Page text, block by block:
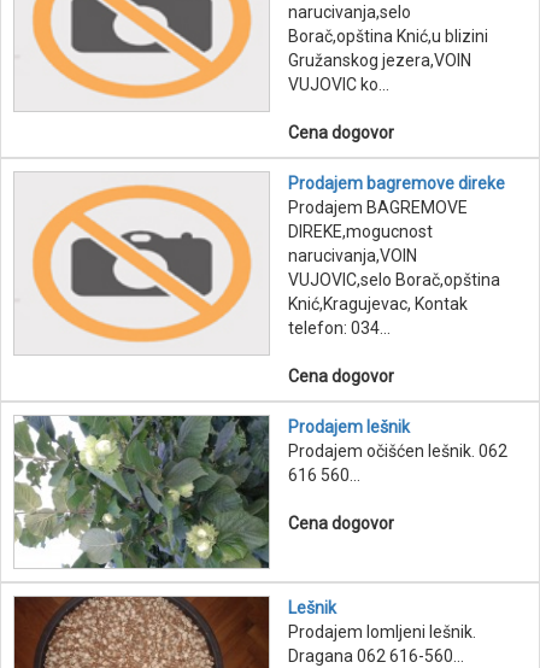
narucivanja,selo
Borač,opština Knić,u blizini
Gružanskog jezera,VOIN
VUJOVIC ko...
Cena dogovor
Prodajem bagremove direke
Prodajem BAGREMOVE
DIREKE,mogucnost
narucivanja,VOIN
VUJOVIC,selo Borač,opština
Knić,Kragujevac, Kontak
telefon: 034...
Cena dogovor
Prodajem lešnik
Prodajem očišćen lešnik. 062
616 560...
Cena dogovor
Lešnik
Prodajem lomljeni lešnik.
Dragana 062 616-560...